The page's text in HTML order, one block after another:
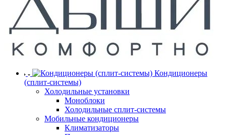
Кондиционеры
(сплит-системы)
Холодильные установки
Моноблоки
Холодильные сплит-системы
Мобильные кондиционеры
Климатизаторы